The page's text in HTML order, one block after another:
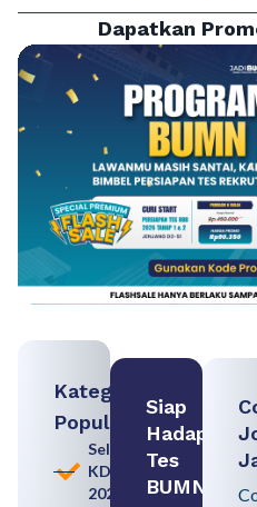
Dapatkan
Kategori
Populer
Seleksi
KDKMP
2026
Siap
Hadapi
Tes
BUMN